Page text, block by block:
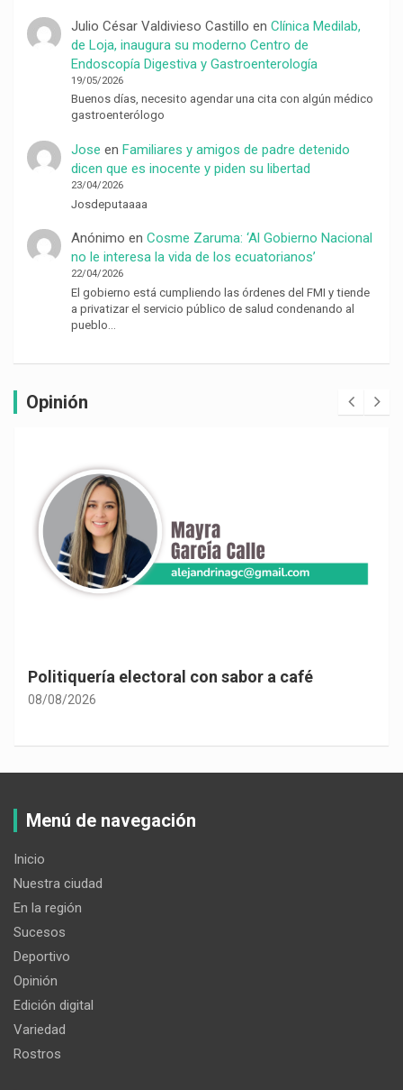
Julio César Valdivieso Castillo en Clínica Medilab,
de Loja, inaugura su moderno Centro de
Endoscopía Digestiva y Gastroenterología
19/05/2026
Buenos días, necesito agendar una cita con algún médico
gastroenterólogo
Jose en Familiares y amigos de padre detenido
dicen que es inocente y piden su libertad
23/04/2026
Josdeputaaaa
Anónimo en Cosme Zaruma: ‘Al Gobierno Nacional
no le interesa la vida de los ecuatorianos’
22/04/2026
El gobierno está cumpliendo las órdenes del FMI y tiende
a privatizar el servicio público de salud condenando al
pueblo…
Opinión
Politiquería electoral con sabor a café
08/08/2026
Menú de navegación
Inicio
Nuestra ciudad
En la región
Sucesos
Deportivo
Opinión
Edición digital
Variedad
Rostros